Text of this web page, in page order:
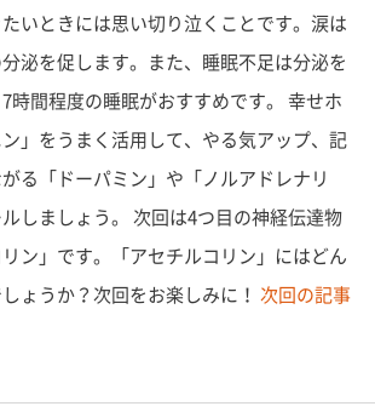
いときには思い切り泣くことです。涙は
分泌を促します。また、睡眠不足は分泌を
時間程度の睡眠がおすすめです。 幸せホ
」をうまく活用して、やる気アップ、記
る「ドーパミン」や「ノルアドレナリ
しましょう。 次回は4つ目の神経伝達物
ン」です。「アセチルコリン」にはどん
ょうか？次回をお楽しみに！ 次回の記事